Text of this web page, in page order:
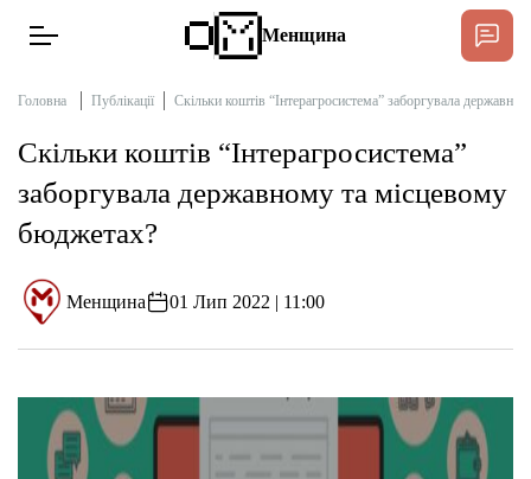
Новини
Інтерв’ю
Тексти
Про нас
Підтримати
Менщина
Головна Публікації Скільки коштів “Інтерагросистема” заборгувала
Скільки коштів “Інтерагросистема”
заборгувала державному та місцевому
бюджетах?
Менщина 01 Лип 2022 | 11:00